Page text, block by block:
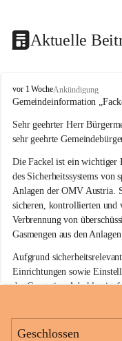
Aktuelle
A
d
r
k
a
a
vor 1 WocheAnkündigung
Gemeindeinformation
Sehr geehrter Herr
sehr geehrte
Die Fackel ist ein wichtiger
des Sicherheitssystems von
Anlagen der OMV Austria.
sicheren, kontrollierten und
Verbrennung von
Gasmengen aus den
Aufgrund
Einrichtungen sowie
der Gasstation Aderklaa ist
kommenden Tagen und
Geschlossen